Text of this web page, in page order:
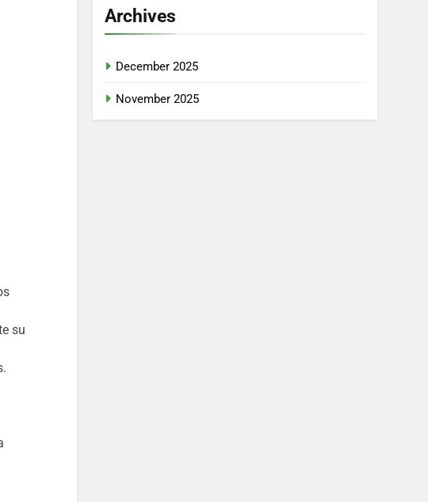
su
Archives
December 2025
November 2025